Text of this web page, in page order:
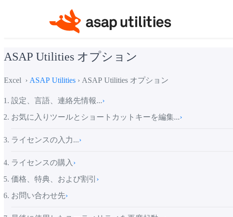
ASAP Utilities オプション
Excel › ASAP Utilities › ASAP Utilities オプション
設定、言語、連絡先情報...›
お気に入りツールとショートカットキーを編集...›
ライセンスの入力...›
ライセンスの購入 ›
価格、特典、および割引 ›
お問い合わせ先›